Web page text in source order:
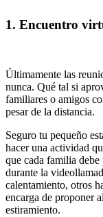
1. Encuentro
Últimamente las
nunca. Qué tal si
familiares o amigos
pesar de la distancia.
Seguro tu pequeño
hacer una actividad
que cada familia
durante la
calentamiento, otros
encarga de proponer
estiramiento.